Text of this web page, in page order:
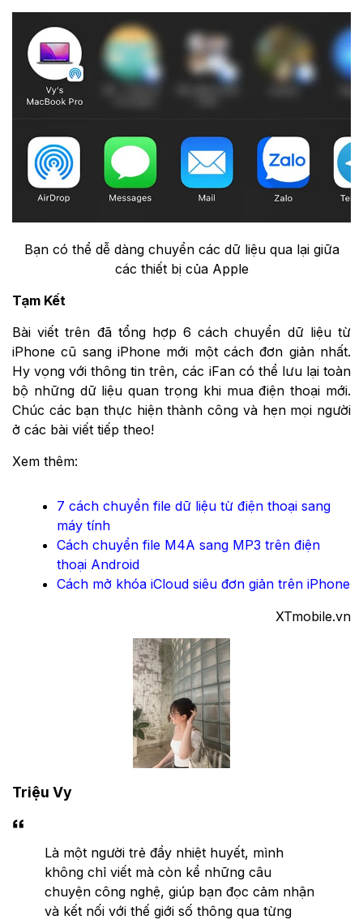
Bạn có thể dễ dàng chuyển các dữ liệu qua lại giữa
các thiết bị của Apple
Tạm Kết
Bài viết trên đã tổng hợp 6 cách chuyển dữ liệu từ
iPhone cũ sang iPhone mới một cách đơn giản nhất.
Hy vọng với thông tin trên, các iFan có thể lưu lại toàn
bộ những dữ liệu quan trọng khi mua điện thoại mới.
Chúc các bạn thực hiện thành công và hẹn mọi người
ở các bài viết tiếp theo!
Xem thêm:
7 cách chuyển file dữ liệu từ điện thoại sang
máy tính
Cách chuyển file M4A sang MP3 trên điện
thoại Android
Cách mở khóa iCloud siêu đơn giản trên iPhone
XTmobile.vn
Triệu Vy
Là một người trẻ đầy nhiệt huyết, mình
không chỉ viết mà còn kể những câu
chuyện công nghệ, giúp bạn đọc cảm nhận
và kết nối với thế giới số thông qua từng